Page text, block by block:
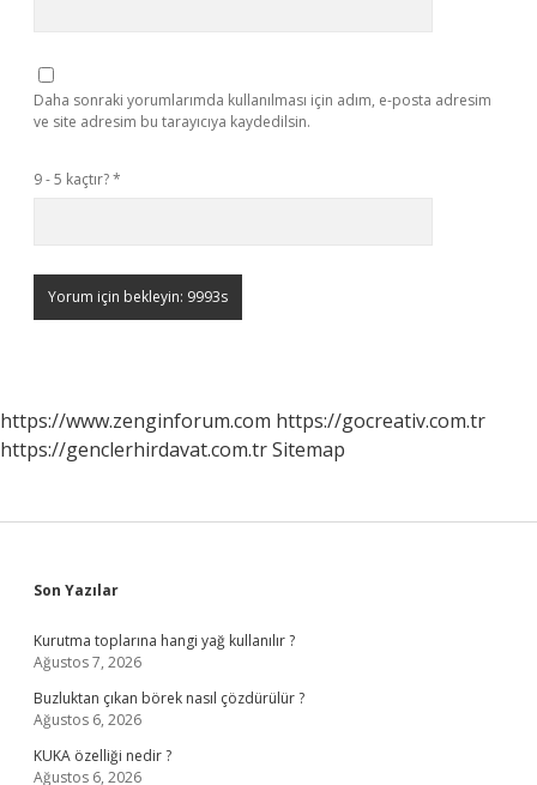
Daha sonraki yorumlarımda kullanılması için adım, e-posta adresim
ve site adresim bu tarayıcıya kaydedilsin.
9 - 5 kaçtır?*
https://www.zenginforum.com https://gocreativ.com.tr
https://genclerhirdavat.com.trSitemap
Sidebar
Son Yazılar
Kurutma toplarına hangi yağ kullanılır ?
Ağustos 7, 2026
Buzluktan çıkan börek nasıl çözdürülür ?
Ağustos 6, 2026
KUKA özelliği nedir ?
Ağustos 6, 2026